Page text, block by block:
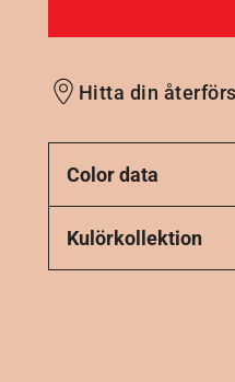
Hitta din
Color data
Kulörkollektion